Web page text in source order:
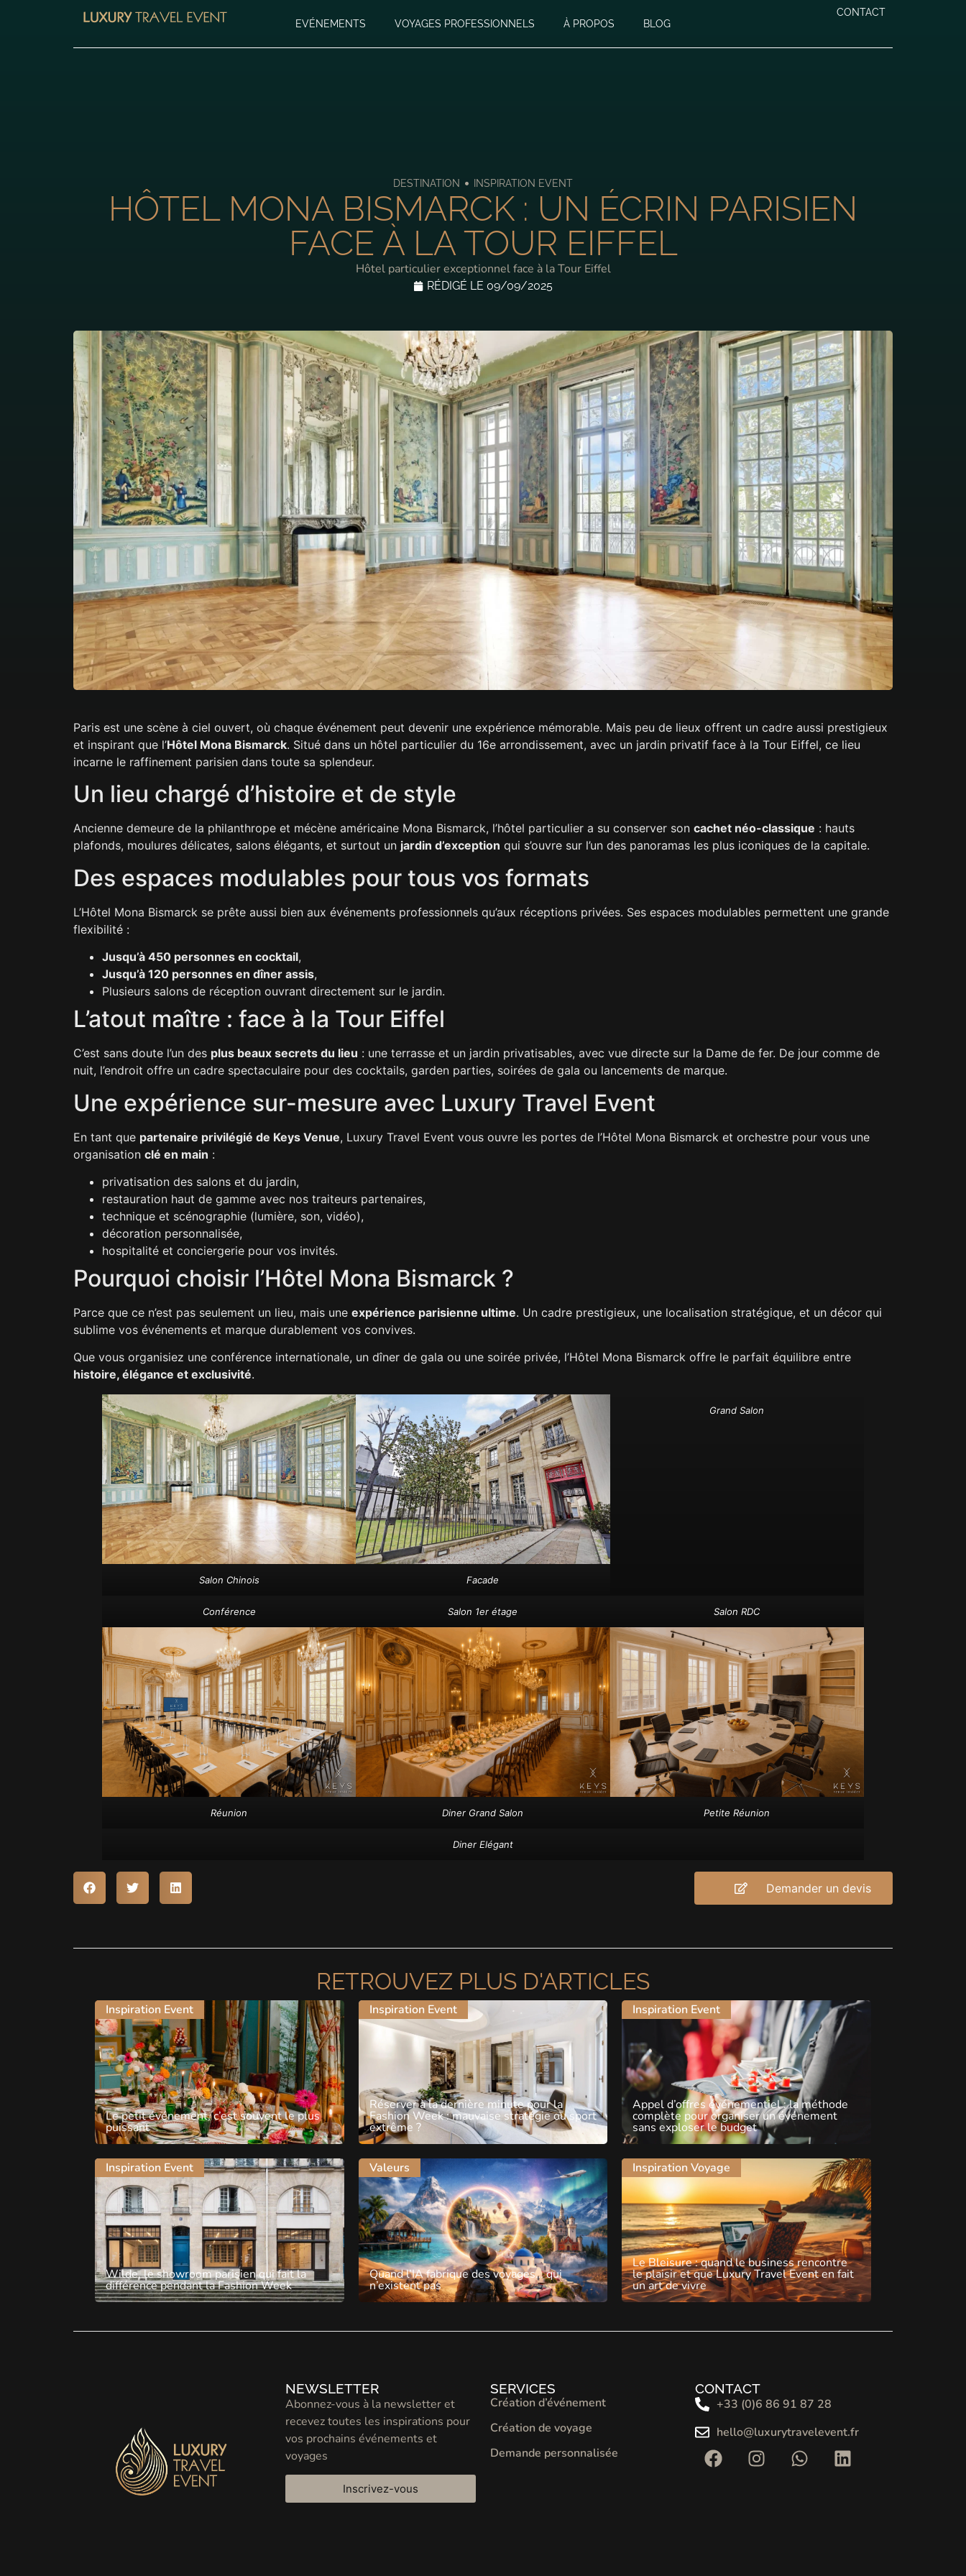
EVÉNEMENTS VOYAGES PROFESSIONNELS À PROPOS BLOG
CONTACT
DESTINATION • INSPIRATION EVENT
HÔTEL MONA BISMARCK : UN ÉCRIN PARISIEN
FACE À LA TOUR EIFFEL
Hôtel particulier exceptionnel face à la Tour Eiffel
RÉDIGÉ LE 09/09/2025
Paris est une scène à ciel ouvert, où chaque événement peut devenir une expérience mémorable. Mais peu de lieux offrent un cadre aussi prestigieux
et inspirant que l’Hôtel Mona Bismarck. Situé dans un hôtel particulier du 16e arrondissement, avec un jardin privatif face à la Tour Eiffel, ce lieu
incarne le raffinement parisien dans toute sa splendeur.
Un lieu chargé d’histoire et de style
Ancienne demeure de la philanthrope et mécène américaine Mona Bismarck, l’hôtel particulier a su conserver son cachet néo-classique : hauts
plafonds, moulures délicates, salons élégants, et surtout un jardin d’exception qui s’ouvre sur l’un des panoramas les plus iconiques de la capitale.
Des espaces modulables pour tous vos formats
L’Hôtel Mona Bismarck se prête aussi bien aux événements professionnels qu’aux réceptions privées. Ses espaces modulables permettent une grande
flexibilité :
Jusqu’à 450 personnes en cocktail,
Jusqu’à 120 personnes en dîner assis,
Plusieurs salons de réception ouvrant directement sur le jardin.
L’atout maître : face à la Tour Eiffel
C’est sans doute l’un des plus beaux secrets du lieu : une terrasse et un jardin privatisables, avec vue directe sur la Dame de fer. De jour comme de
nuit, l’endroit offre un cadre spectaculaire pour des cocktails, garden parties, soirées de gala ou lancements de marque.
Une expérience sur-mesure avec Luxury Travel Event
En tant que partenaire privilégié de Keys Venue, Luxury Travel Event vous ouvre les portes de l’Hôtel Mona Bismarck et orchestre pour vous une
organisation clé en main :
privatisation des salons et du jardin,
restauration haut de gamme avec nos traiteurs partenaires,
technique et scénographie (lumière, son, vidéo),
décoration personnalisée,
hospitalité et conciergerie pour vos invités.
Pourquoi choisir l’Hôtel Mona Bismarck ?
Parce que ce n’est pas seulement un lieu, mais une expérience parisienne ultime. Un cadre prestigieux, une localisation stratégique, et un décor qui
sublime vos événements et marque durablement vos convives.
Que vous organisiez une conférence internationale, un dîner de gala ou une soirée privée, l’Hôtel Mona Bismarck offre le parfait équilibre entre
histoire, élégance et exclusivité.
Salon Chinois Facade
Grand Salon
Conférence Salon 1er étage Salon RDC
Réunion Diner Grand Salon Petite Réunion
Diner Elégant
Demander un devis
RETROUVEZ PLUS D'ARTICLES
Inspiration Event
Le petit événement, c’est souvent le plus
puissant
Inspiration Event
Réserver à la dernière minute pour la
Fashion Week : mauvaise stratégie ou sport
extrême ?
Inspiration Event
Appel d’offres événementiel : la méthode
complète pour organiser un événement
sans exploser le budget
Inspiration Event
Wilde, le showroom parisien qui fait la
différence pendant la Fashion Week
Valeurs
Quand l’IA fabrique des voyages… qui
n’existent pas
Inspiration Voyage
Le Bleisure : quand le business rencontre
le plaisir et que Luxury Travel Event en fait
un art de vivre
NEWSLETTER
Abonnez-vous à la newsletter et
recevez toutes les inspirations pour
vos prochains événements et
voyages
Inscrivez-vous
SERVICES
Création d’événement
Création de voyage
Demande personnalisée
CONTACT
+33 (0)6 86 91 87 28
hello@luxurytravelevent.fr